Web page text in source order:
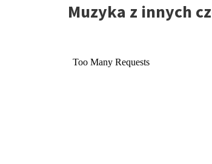
Muzyka z innych